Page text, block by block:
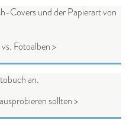
Fotoalben >
sollten >